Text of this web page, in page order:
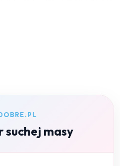
suchej masy